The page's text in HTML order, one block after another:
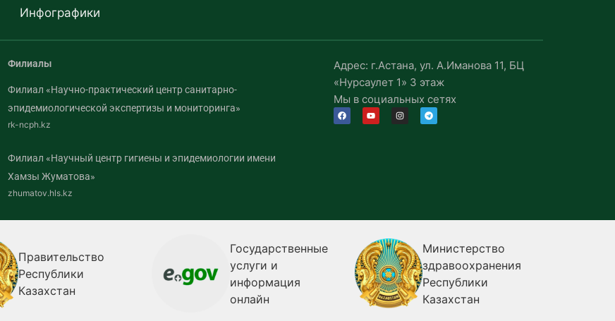
Инфографики
Филиалы
Филиал «Научно-практический центр санитарно-
эпидемиологической экспертизы и мониторинга»
rk-ncph.kz
Филиал «Научный центр гигиены и эпидемиологии имени
Хамзы Жуматова»
zhumatov.hls.kz
Адрес: г.Астана, ул. А.Иманова 11, БЦ
«Нурсаулет 1» 3 этаж
Мы в социальных сетях
Правительство
Республики
Казахстан
Государственные
услуги и
информация
онлайн
Министерство
здравоохранения
Республики
Казахстан